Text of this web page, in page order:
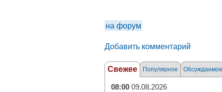
на форум
Добавить комментарий
Свежее Популярное Обсуждаемое
08:00 09.08.2026